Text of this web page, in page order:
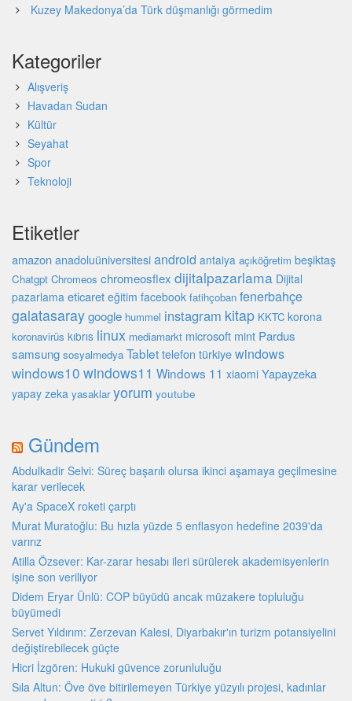
Kuzey Makedonya’da Türk düşmanlığı görmedim
Kategoriler
Alışveriş
Havadan Sudan
Kültür
Seyahat
Spor
Teknoloji
Etiketler
amazon anadoluüniversitesi android antalya açıköğretim beşiktaş
Chatgpt Chromeos chromeosflex dijitalpazarlama Dijital
pazarlama eticaret eğitim facebook fatihçoban fenerbahçe
galatasaraygoogle hummel instagram kitap KKTC korona
koronavirüs kıbrıs linux mediamarkt microsoft mint Pardus
samsung sosyalmedya Tablet telefon türkiyewindows
windows10 windows11 Windows 11 xiaomi Yapayzeka
yapay zeka yasaklar yorum youtube
Gündem
Abdulkadir Selvi: Süreç başarılı olursa ikinci aşamaya geçilmesine
karar verilecek
Ay'a SpaceX roketi çarptı
Murat Muratoğlu: Bu hızla yüzde 5 enflasyon hedefine 2039'da
varırız
Atilla Özsever: Kar-zarar hesabı ileri sürülerek akademisyenlerin
işine son veriliyor
Didem Eryar Ünlü: COP büyüdü ancak müzakere topluluğu
büyümedi
Servet Yıldırım: Zerzevan Kalesi, Diyarbakır'ın turizm potansiyelini
değiştirebilecek güçte
Hicri İzgören: Hukuki güvence zorunluluğu
Sıla Altun: Öve öve bitirilemeyen Türkiye yüzyılı projesi, kadınlar